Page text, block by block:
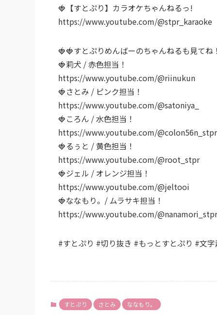
🍓【すとぷり】カラオケちゃんねるっ!
https://www.youtube.com/@stpr_karaoke
🍓🍓すとぷりめんばーのちゃんねるも見てね！
🍓莉犬 / 赤色担当！
https://www.youtube.com/@riinukun
🍓さとみ / ピンク担当！
https://www.youtube.com/@satoniya_
🍓ころん / 水色担当！
https://www.youtube.com/@colon56n_stpr
🍓るぅと / 黄色担当！
https://www.youtube.com/@root_stpr
🍓ジェル / オレンジ担当！
https://www.youtube.com/@jeltooi
🍓ななもり。/ ムラサキ担当！
https://www.youtube.com/@nanamori_stpr
#すとぷり #切り抜き #もっとすとぷり #文
すとぷり さとみ ななもり。